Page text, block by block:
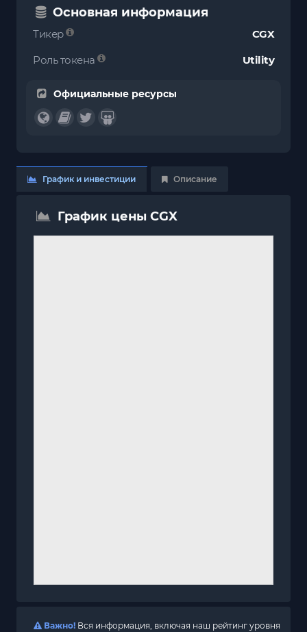
Основная информация
Тикер
CGX
Роль токена
Utility
Официальные ресурсы
График и инвестиции Описание
График цены CGX
Важно! Вся информация, включая наш рейтинг уровня